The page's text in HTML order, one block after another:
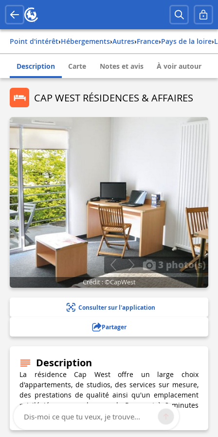
Point d'intérêt› Hébergements› Autres› france› pays de la loire›
Description Carte Notes et avis À voir autour
CAP WEST RÉSIDENCES & AFFAIRES
3 photo(s)
Crédit : ©CapWest
Consulter sur l'application
Partager
Description
La résidence Cap West offre un large choix
d'appartements, de studios, des services sur mesure,
des prestations de qualité ainsi qu'un emplacement
privilégié au cœur du parc de Ragon et à 2 minutes
d’Orvault Grand Val.
Dis-moi ce que tu veux, je trouve...